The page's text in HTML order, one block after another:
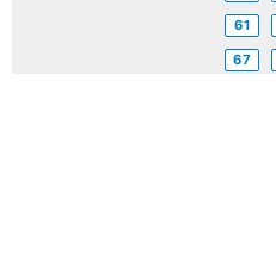
61
67